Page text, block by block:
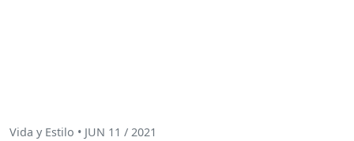
Vida y Estilo • JUN 11 / 2021